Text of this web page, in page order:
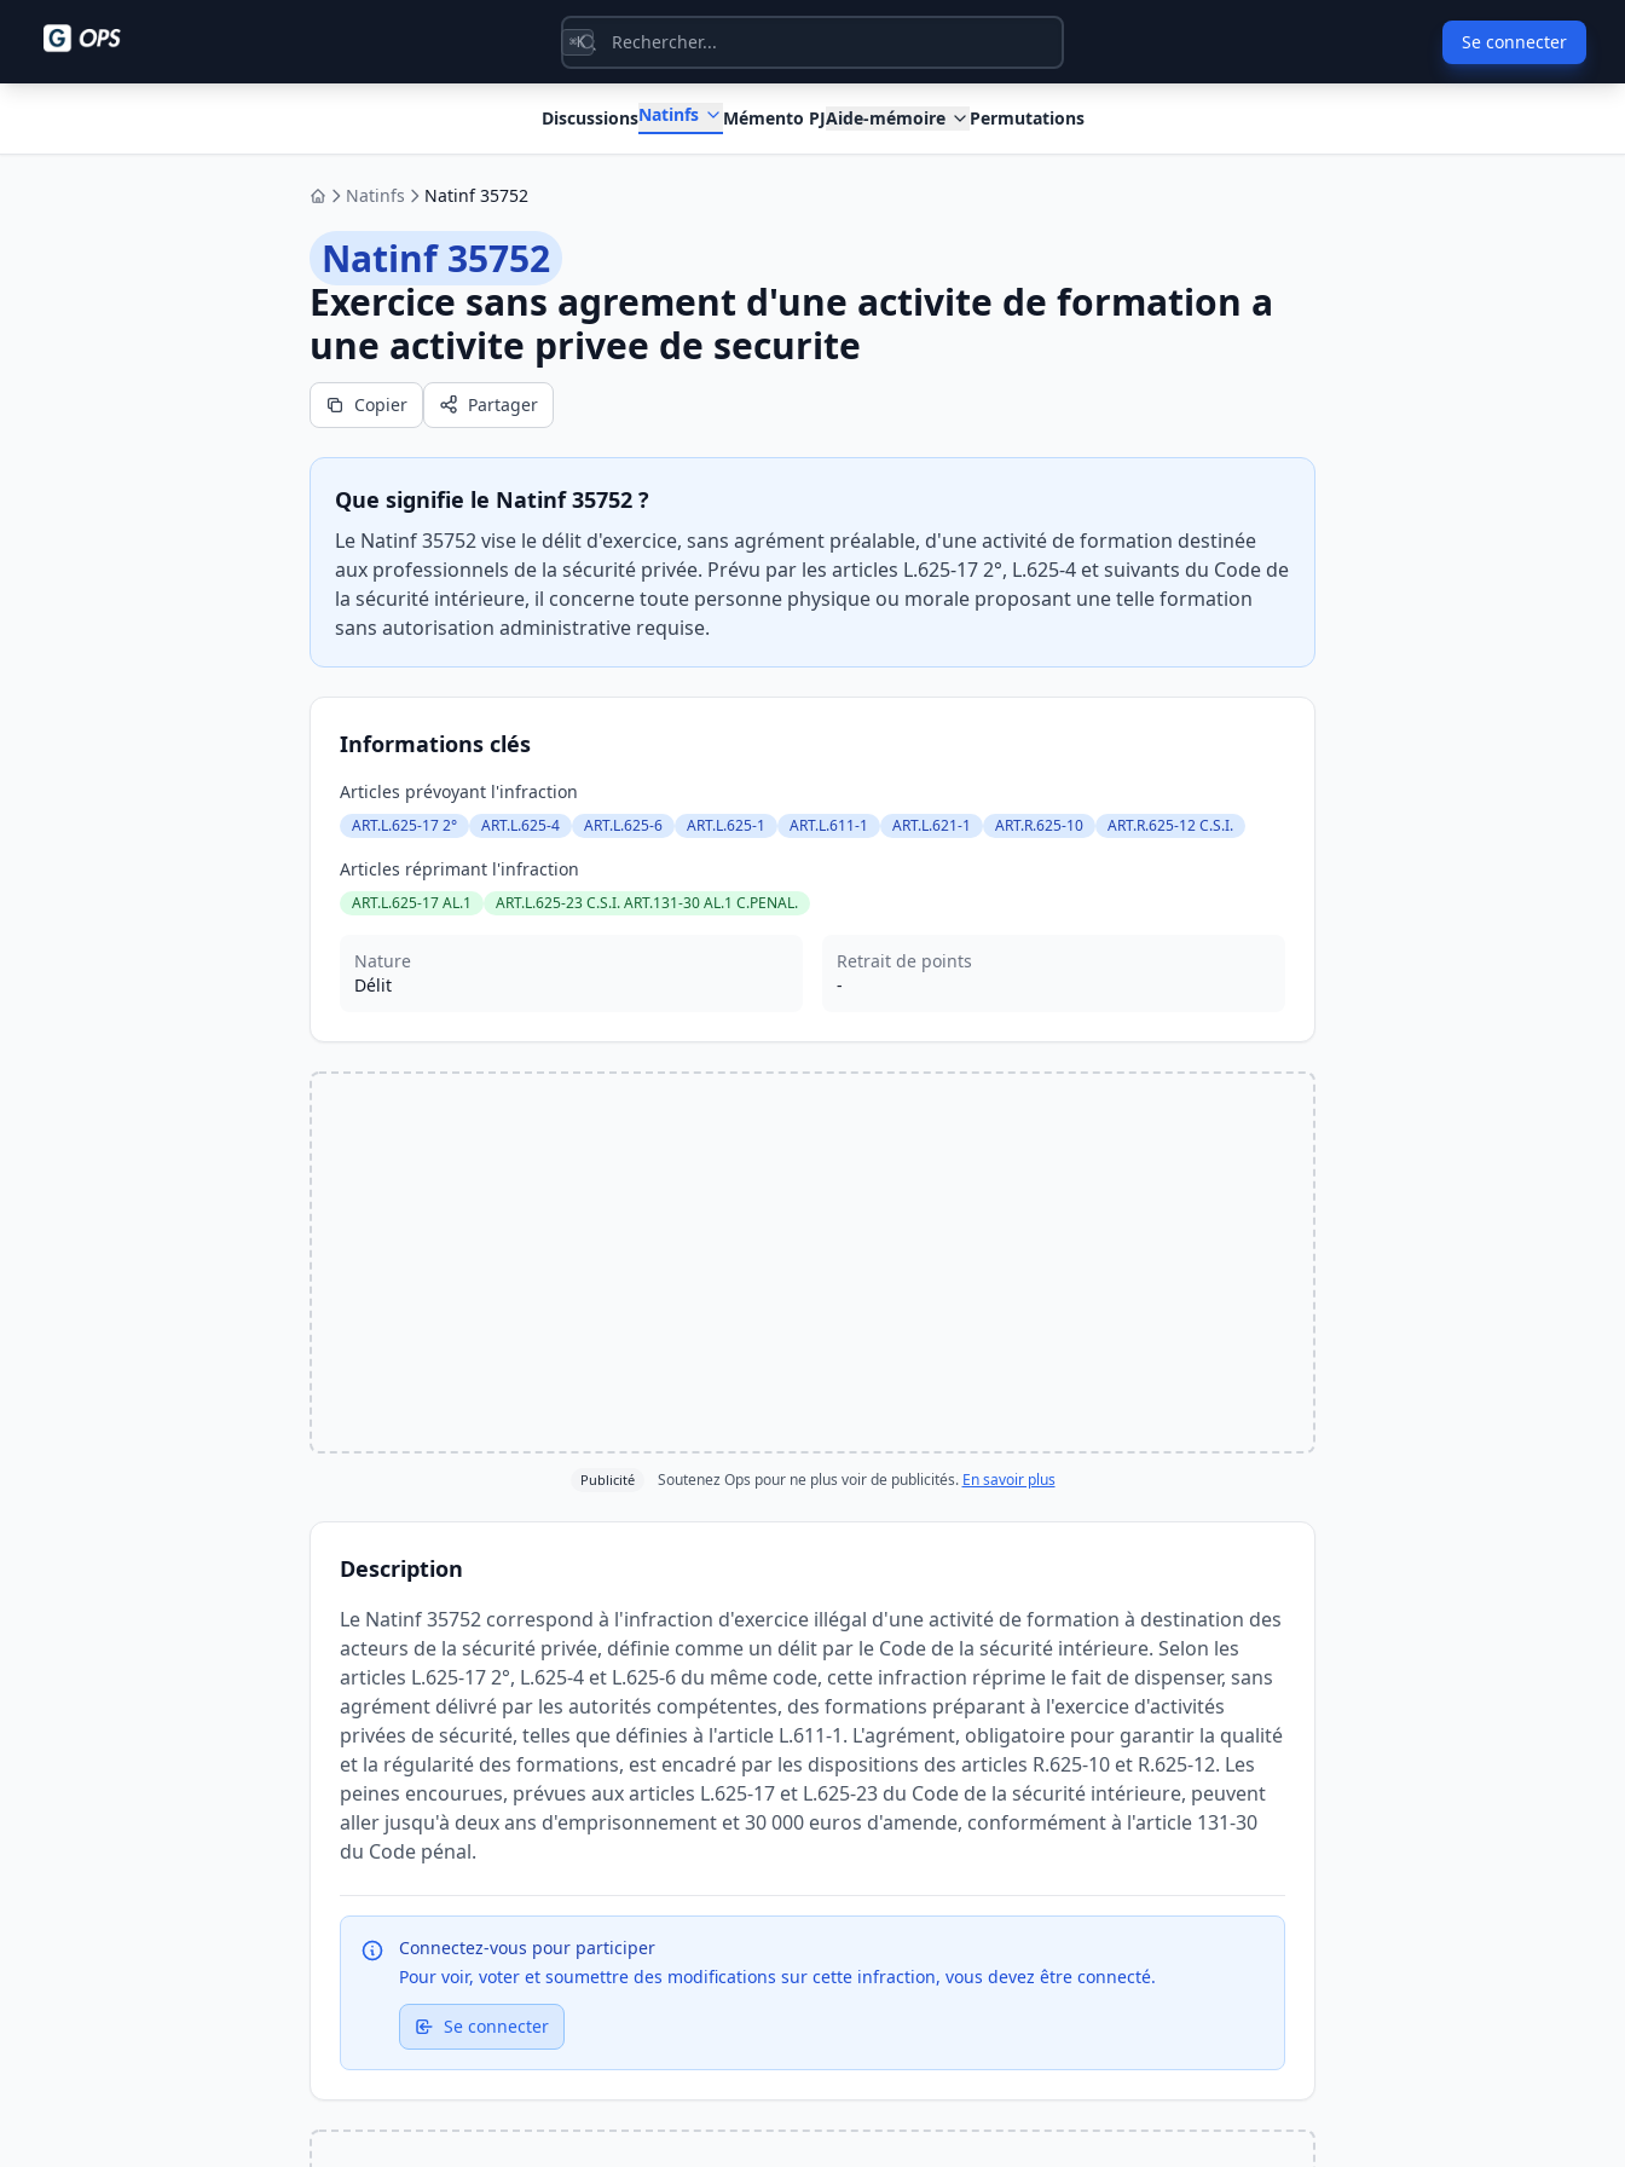
⌘K Se connecter
DiscussionsNatinfs Mémento PJAide-mémoire Permutations
AccueilNatinfs Natinf 35752
Natinf 35752
Exercice sans agrement d'une activite de formation a
une activite privee de securite
Copier Partager
Que signifie le Natinf 35752 ?
Le Natinf 35752 vise le délit d'exercice, sans agrément préalable, d'une activité de formation destinée
aux professionnels de la sécurité privée. Prévu par les articles L.625-17 2°, L.625-4 et suivants du Code de
la sécurité intérieure, il concerne toute personne physique ou morale proposant une telle formation
sans autorisation administrative requise.
Informations clés
Articles prévoyant l'infraction
ART.L.625-17 2° ART.L.625-4 ART.L.625-6 ART.L.625-1 ART.L.611-1 ART.L.621-1 ART.R.625-10 ART.R.625-12 C.S.I.
Articles réprimant l'infraction
ART.L.625-17 AL.1 ART.L.625-23 C.S.I. ART.131-30 AL.1 C.PENAL.
Nature
Délit
Retrait de points
-
Publicité Soutenez Ops pour ne plus voir de publicités. En savoir plus
Description
Le Natinf 35752 correspond à l'infraction d'exercice illégal d'une activité de formation à destination des
acteurs de la sécurité privée, définie comme un délit par le Code de la sécurité intérieure. Selon les
articles L.625-17 2°, L.625-4 et L.625-6 du même code, cette infraction réprime le fait de dispenser, sans
agrément délivré par les autorités compétentes, des formations préparant à l'exercice d'activités
privées de sécurité, telles que définies à l'article L.611-1. L'agrément, obligatoire pour garantir la qualité
et la régularité des formations, est encadré par les dispositions des articles R.625-10 et R.625-12. Les
peines encourues, prévues aux articles L.625-17 et L.625-23 du Code de la sécurité intérieure, peuvent
aller jusqu'à deux ans d'emprisonnement et 30 000 euros d'amende, conformément à l'article 131-30
du Code pénal.
Connectez-vous pour participer
Pour voir, voter et soumettre des modifications sur cette infraction, vous devez être connecté.
Se connecter